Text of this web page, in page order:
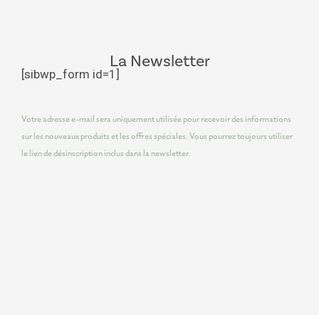
La Newsletter
[sibwp_form id=1]
Votre adresse e-mail sera uniquement utilisée pour recevoir des informations
sur les nouveaux produits et les offres spéciales. Vous pourrez toujours utiliser
le lien de désinscription inclus dans la newsletter.